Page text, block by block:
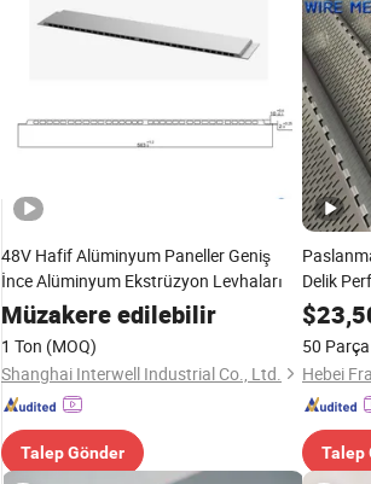
48V Hafif Alüminyum Paneller Geniş
İnce Alüminyum Ekstrüzyon Levhaları
Müzakere edilebilir
1 Ton (MOQ)
Shanghai Interwell Industrial Co., Ltd.
Talep Gönder
Delik
Ağı
$
50 Parça
Talep